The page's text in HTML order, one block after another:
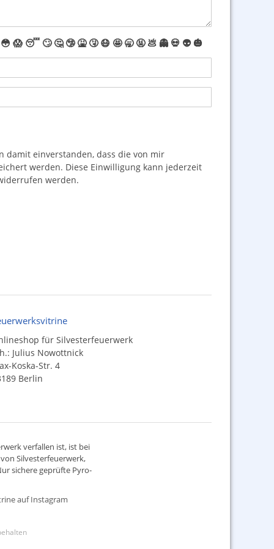
😳 😱 😴 🙄 🤔 🤥 🤮 🤧 😷 🤩 🥱 🤬 💩 👻 💀 👽 🎃
einverstanden, dass die von mir
werden. Diese Einwilligung kann jederzeit
werden.
für Silvesterfeuerwerk
Julius Nowottnick
Koska-Str. 4
Berlin
verfallen ist, ist bei
Silvesterfeuerwerk,
sichere geprüfte Pyro-
auf Instagram